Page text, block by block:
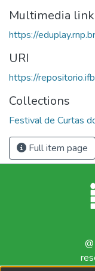
Multimedia link
https://
URI
https://
Collections
Festival de Curtas
Full item page